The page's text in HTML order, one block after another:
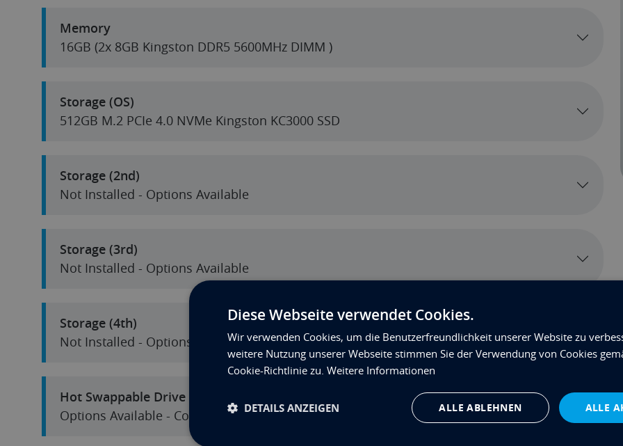
Memory
16GB (2x 8GB Kingston DDR5 5600MHz DIMM )
Storage (OS)
512GB M.2 PCIe 4.0 NVMe Kingston KC3000 SSD
Storage (2nd)
Not Installed - Options Available
Storage (3rd)
Not Installed - Options Available
Storage (4th)
Not Installed - Options Available
Hot Swappable Drive Bays
Options Available - Contact us for a Quotation
Diese Webseite verwendet Cookies.
Wir verwenden Cookies, um die Benutzerfreundlichkeit unserer Website zu
weitere Nutzung unserer Webseite stimmen Sie der Verwendung von Cookies
Cookie-Richtlinie zu. Weitere Informationen
ALLE
ALLE ABLEHNEN
DETAILS ANZEIGEN